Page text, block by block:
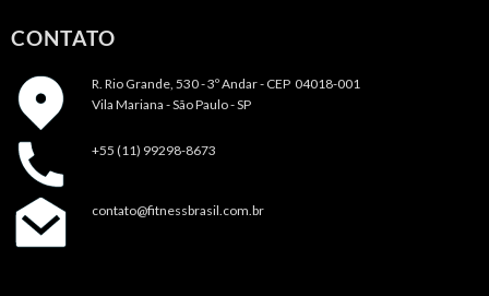
CONTATO
R. Rio Grande, 530 - 3º Andar - CEP 04018-001
Vila Mariana - São Paulo - SP
+55 (11) 99298-8673
contato@fitnessbrasil.com.br